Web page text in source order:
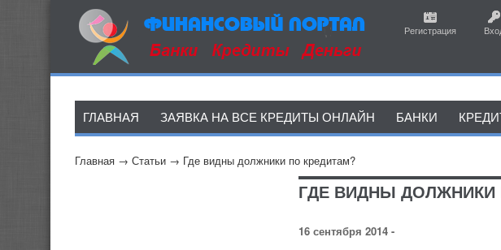
Регистрация
ГЛАВНАЯ ЗАЯВКА НА ВСЕ КРЕДИТЫ ОНЛАЙН БАНКИ
Главная → Статьи → Где видны должники по кредитам?
ГДЕ ВИДНЫ ДОЛЖНИКИ
16 сентября 2014 -